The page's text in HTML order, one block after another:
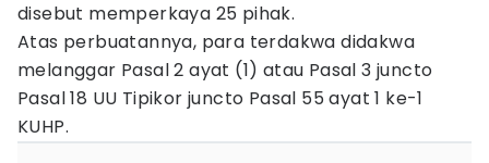
disebut memperkaya 25 pihak.
Atas perbuatannya, para terdakwa didakwa
melanggar Pasal 2 ayat (1) atau Pasal 3 juncto
Pasal 18 UU Tipikor juncto Pasal 55 ayat 1 ke-1
KUHP.